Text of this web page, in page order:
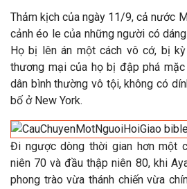
Thảm kịch của ngày 11/9, cả nước
cảnh éo le của những người có
Họ bị lên án một cách vô cớ, bị
thương mại của họ bị đập phá
dân bình thường vô tội, không có
bố ở New York.
Đi ngược dòng thời gian hơn một
niên 70 và đầu thập niên 80, khi
phong trào vừa thánh chiến vừa